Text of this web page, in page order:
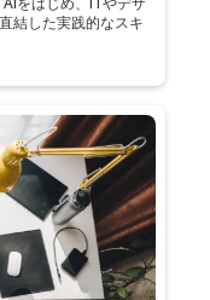
結した実践的なスキ